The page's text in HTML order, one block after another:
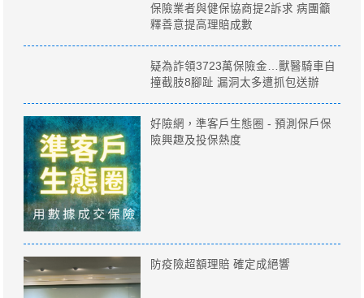
保險業者與健保協商提2訴求 病團籲
釋善意提高理賠成數
疑為詐領3723萬保險金…獸醫騎車自
撞截肢8腳趾 漏洞太多遭抓包送辦
好險網，準客戶生態圈 - 預測保戶保
險興趣及投保熱度
防疫險超額理賠 確定成絕響